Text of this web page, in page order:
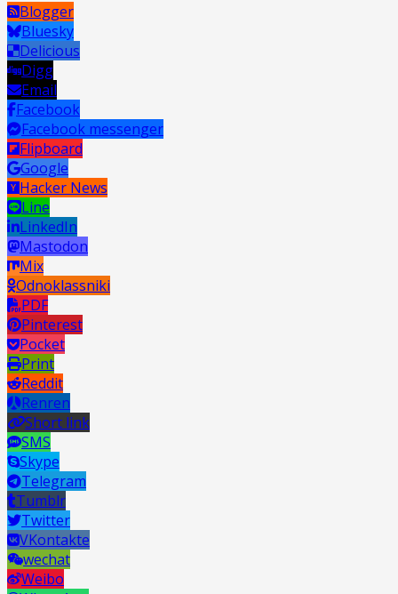
Blogger
Bluesky
Delicious
Digg
Email
Facebook
Facebook messenger
Flipboard
Google
Hacker News
Line
LinkedIn
Mastodon
Mix
Odnoklassniki
PDF
Pinterest
Pocket
Print
Reddit
Renren
Short link
SMS
Skype
Telegram
Tumblr
Twitter
VKontakte
wechat
Weibo